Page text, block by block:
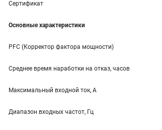
Сертификат
Основные характеристики
PFC (Корректор фактора мощности)
Среднее время наработки на отказ, часов
Максимальный входной ток, А
Диапазон входных частот, Гц